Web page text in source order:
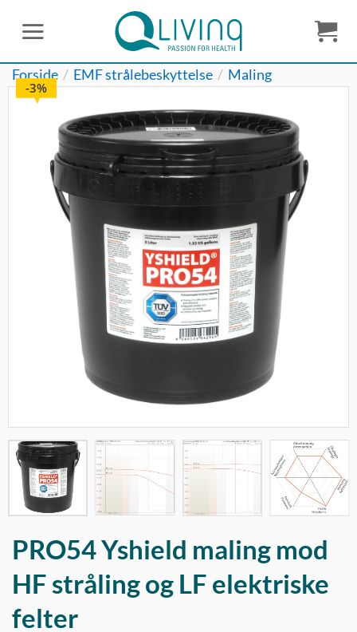
Forside / EMF strålebeskyttelse / Maling
3%
PRO54 Yshield maling mod
HF stråling og LF elektriske
felter